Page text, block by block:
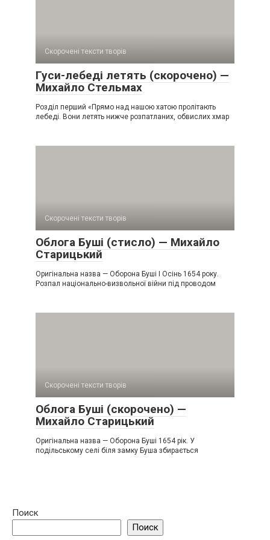
Скорочені тексти творів
Гуси-лебеді летять (скорочено) —
Михайло Стельмах
Розділ перший «Прямо над нашою хатою пролітають
лебеді. Вони летять нижче розпатланих, обвислих хмар
Скорочені тексти творів
Облога Буші (стисло) — Михайло
Старицький
Оригінальна назва — Оборона Буші I Осінь 1654 року.
Розпал національно-визвольної війни під проводом
Скорочені тексти творів
Облога Буші (скорочено) —
Михайло Старицький
Оригінальна назва — Оборона Буші 1654 рік. У
подільському селі біля замку Буша збирається
Поиск
Поиск